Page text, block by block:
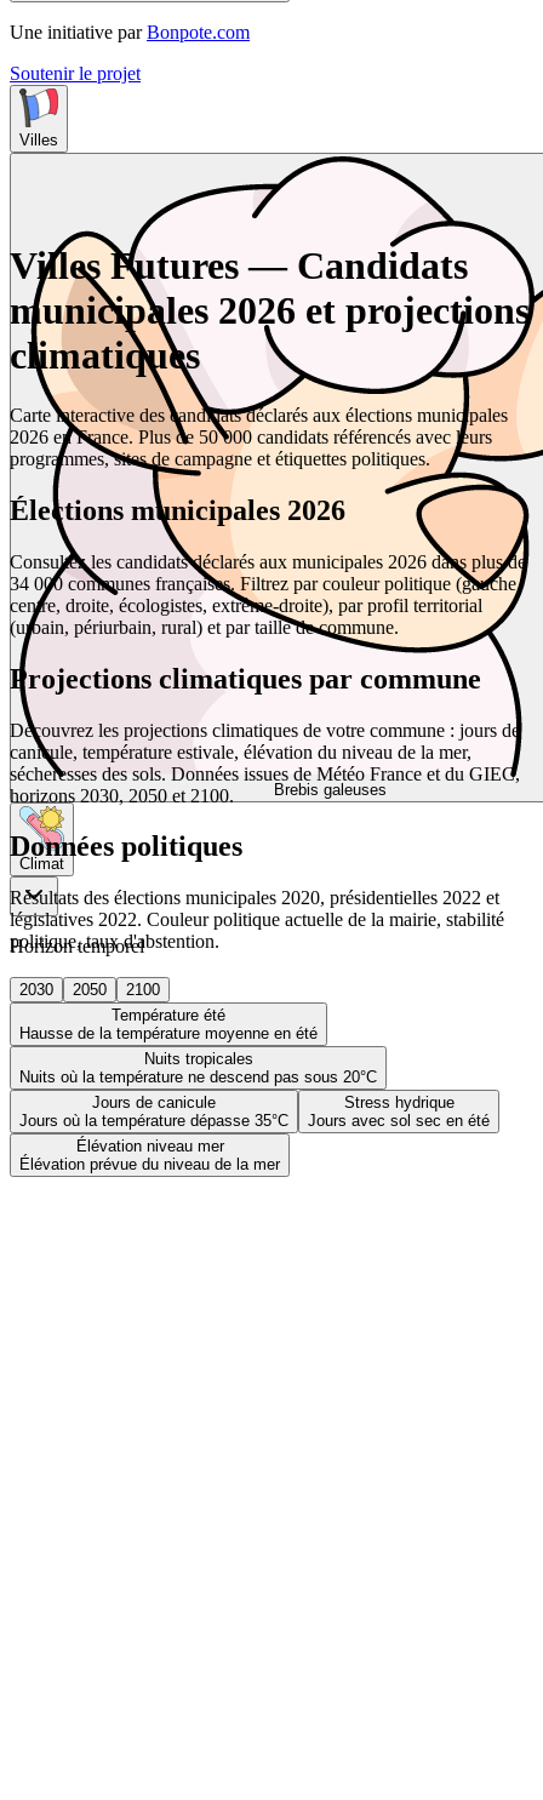
Une initiative par Bonpote.com
Soutenir le projet
Villes
Brebis galeuses
Climat
Horizon temporel
2030 2050
2100
Température été
Hausse de la température moyenne en été
Nuits tropicales
Nuits où la température ne descend pas sous 20°C
Jours de canicule
Jours où la température dépasse 35°C
Stress hydrique
Jours avec sol sec en été
Élévation niveau mer
Élévation prévue du niveau de la mer
Villes Futures — Candidats
municipales 2026 et projections
climatiques
Carte interactive des candidats déclarés aux élections municipales
2026 en France. Plus de 50 000 candidats référencés avec leurs
programmes, sites de campagne et étiquettes politiques.
Élections municipales 2026
Consultez les candidats déclarés aux municipales 2026 dans plus de
34 000 communes françaises. Filtrez par couleur politique (gauche,
centre, droite, écologistes, extrême-droite), par profil territorial
(urbain, périurbain, rural) et par taille de commune.
Projections climatiques par commune
Découvrez les projections climatiques de votre commune : jours de
canicule, température estivale, élévation du niveau de la mer,
sécheresses des sols. Données issues de Météo France et du GIEC,
horizons 2030, 2050 et 2100.
Données politiques
Résultats des élections municipales 2020, présidentielles 2022 et
législatives 2022. Couleur politique actuelle de la mairie, stabilité
politique, taux d'abstention.